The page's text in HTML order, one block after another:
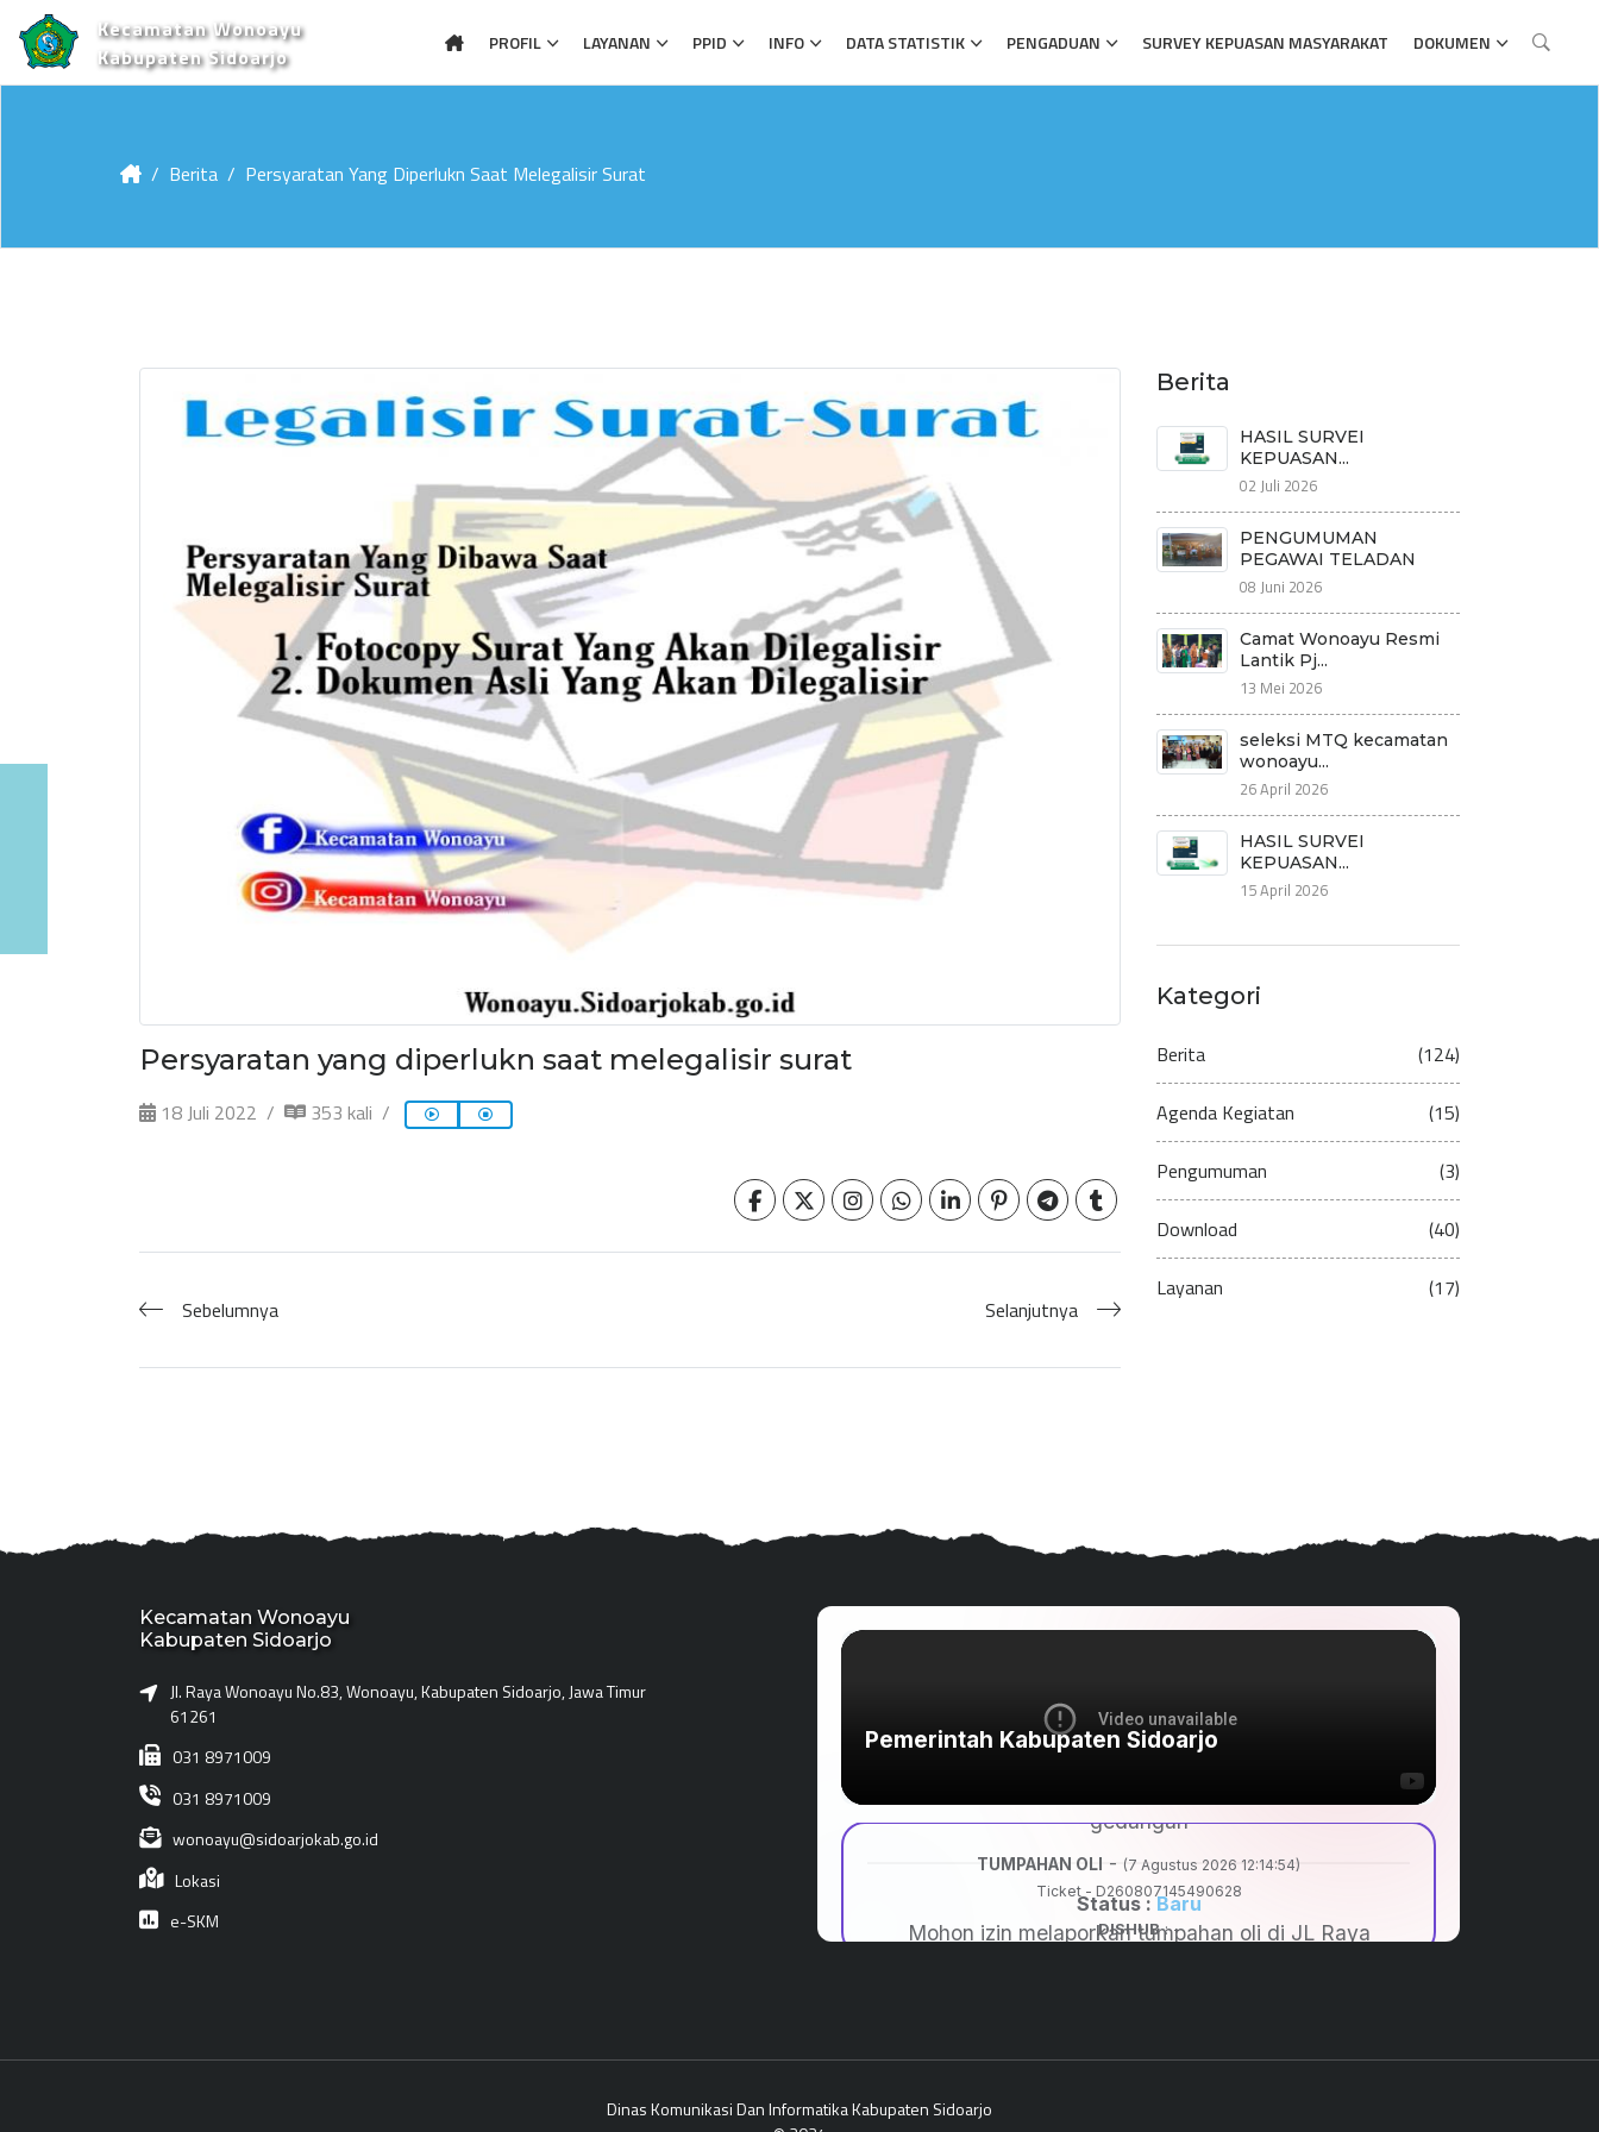
Kecamatan Wonoayu
Kabupaten Sidoarjo
PROFIL LAYANAN PPID INFO DATA STATISTIK PENGADUAN SURVEY KEPUASAN MASYARAKAT DOKUMEN
Berita Persyaratan Yang Diperlukn Saat Melegalisir Surat
Persyaratan yang diperlukn saat melegalisir surat
18 Juli 2022 353 kali
Sebelumnya Selanjutnya
Berita
HASIL SURVEI
KEPUASAN...
02 Juli 2026
PENGUMUMAN
PEGAWAI TELADAN
08 Juni 2026
Camat Wonoayu Resmi
Lantik Pj...
13 Mei 2026
seleksi MTQ kecamatan
wonoayu...
26 April 2026
HASIL SURVEI
KEPUASAN...
15 April 2026
Kategori
Berita (124)
Agenda Kegiatan (15)
Pengumuman (3)
Download (40)
Layanan (17)
Kecamatan Wonoayu
Kabupaten Sidoarjo
Jl. Raya Wonoayu No.83, Wonoayu, Kabupaten Sidoarjo, Jawa Timur
61261
031 8971009
031 8971009
wonoayu@sidoarjokab.go.id
Lokasi
e-SKM
Dinas Komunikasi Dan Informatika Kabupaten Sidoarjo